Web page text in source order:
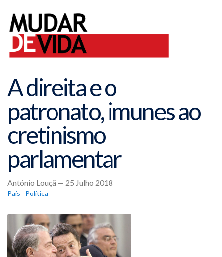
A direita e o
patronato, imunes ao
cretinismo
parlamentar
António Louçã — 25 Julho 2018
País Política